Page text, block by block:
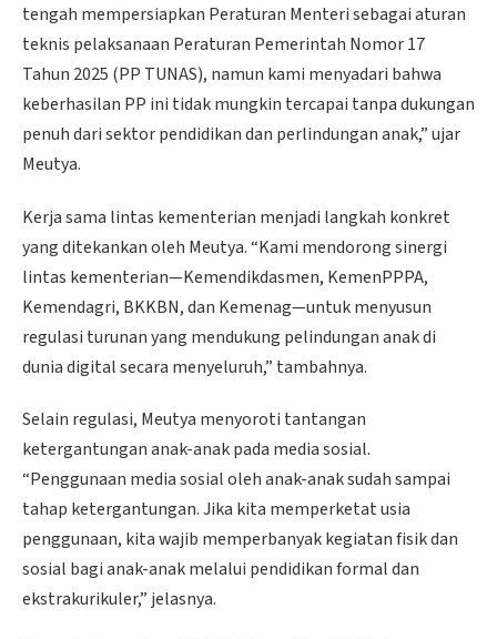
tengah mempersiapkan Peraturan Menteri sebagai aturan
teknis pelaksanaan Peraturan Pemerintah Nomor 17
Tahun 2025 (PP TUNAS), namun kami menyadari bahwa
keberhasilan PP ini tidak mungkin tercapai tanpa dukungan
penuh dari sektor pendidikan dan perlindungan anak,” ujar
Meutya.
Kerja sama lintas kementerian menjadi langkah konkret
yang ditekankan oleh Meutya. “Kami mendorong sinergi
lintas kementerian—Kemendikdasmen, KemenPPPA,
Kemendagri, BKKBN, dan Kemenag—untuk menyusun
regulasi turunan yang mendukung pelindungan anak di
dunia digital secara menyeluruh,” tambahnya.
Selain regulasi, Meutya menyoroti tantangan
ketergantungan anak-anak pada media sosial.
“Penggunaan media sosial oleh anak-anak sudah sampai
tahap ketergantungan. Jika kita memperketat usia
penggunaan, kita wajib memperbanyak kegiatan fisik dan
sosial bagi anak-anak melalui pendidikan formal dan
ekstrakurikuler,” jelasnya.